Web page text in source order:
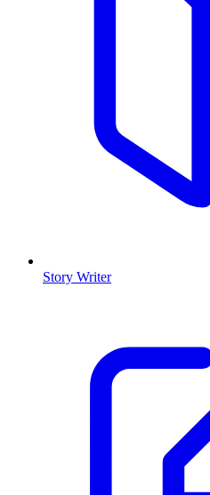
Story Writer